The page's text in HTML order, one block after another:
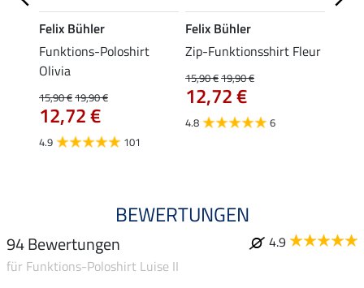
Felix Bühler
Funktions-Poloshirt
Olivia
15,90 €19,90 €
12,72 €
4.9 101
Felix Bühler
Zip-Funktionsshirt Fleur
15,90 €19,90 €
12,72 €
4.8 6
BEWERTUNGEN
94 Bewertungen
4.9
für Funktions-Poloshirt Luise II